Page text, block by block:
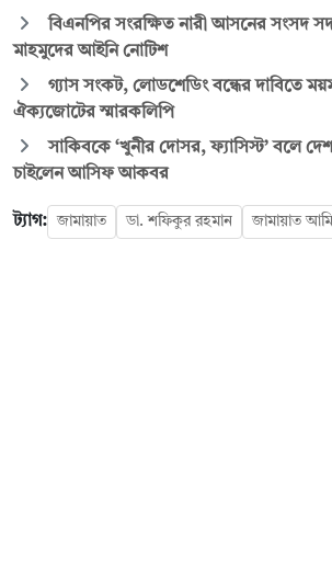
বিএনপির সংরক্ষিত নারী আসনের সংসদ
মাহমুদের আইনি নোটিশ
গ্যাস সংকট, লোডশেডিং বন্ধের দাবিতে
ঐক্যজোটের স্মারকলিপি
সাকিবকে ‘খুনীর দোসর, ফ্যাসিস্ট’ বলে
চাইলেন আসিফ আকবর
ট্যাগ: জামায়াত ডা. শফিকুর রহমান জামায়াত